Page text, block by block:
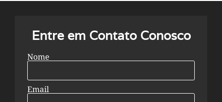
Entre em Contato Conosco
Nome
Email